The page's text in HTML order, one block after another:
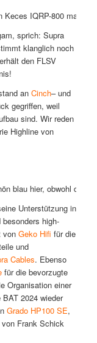
Keces IQRP-800 mal zu
sprich: Supra
klanglich noch
den FLSV
an Cinch– und
gegriffen, weil
sind. Wir reden
Highline von
blau hier, obwohl die
Unterstützung in
high-
von Geko Hifi für die
und
Cables. Ebenso
für die bevorzugte
Organisation einer
2024 wieder
Grado HP100 SE,
Frank Schick